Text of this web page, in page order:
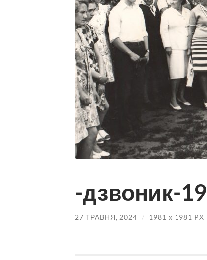
-дзвоник-
27 ТРАВНЯ, 2024 / 1981 x 1981 PX